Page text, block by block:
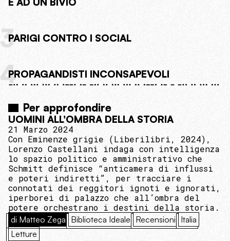
3PARIGI CONTRO I SOCIAL
4PROPAGANDISTI INCONSAPEVOLI
Per approfondire
UOMINI ALL'OMBRA DELLA STORIA
21 Marzo 2024
Con Eminenze grigie (Liberilibri, 2024),
Lorenzo Castellani indaga con intelligenza
lo spazio politico e amministrativo che
Schmitt definisce “anticamera di influssi
e poteri indiretti”, per tracciare i
connotati dei reggitori ignoti e ignorati,
iperborei di palazzo che all’ombra del
potere orchestrano i destini della storia.
di Matteo Zega Biblioteca Ideale Recensioni Italia
Letture